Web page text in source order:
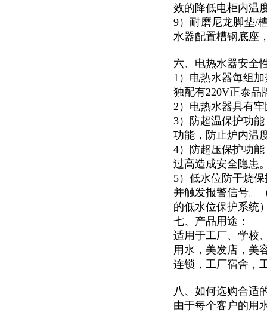
效的降低电柜内温
9）耐磨尼龙脚垫/
水器配置槽钢底座
六、电热水器安全
1）电热水器每组
独配有220V正泰品
2）电热水器具有
3）防超温保护功
功能，防止炉内温
4）防超压保护功
过高造成安全隐患
5）低水位防干烧
并触发报警信号。
的低水位保护系统
七、产品用途：
适用于工厂、学校
用水，美发店，美
连锁，工厂宿舍，
八、如何选购合适
由于每个客户的用